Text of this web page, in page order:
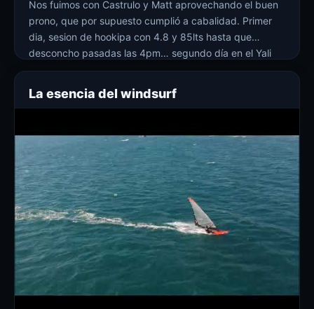
Nos fuimos con Castrulo y Matt aprovechando el buen
prono, que por supuesto cumplió a cabalidad. Primer
dia, sesion de hookipa con 4.8 y 85lts hasta que
desconcho pasadas las 4pm… segundo día en el Yali
con 4.0, ola muy rápida, se nos sumó Nino y Alex y mas
La esencia del windsurf